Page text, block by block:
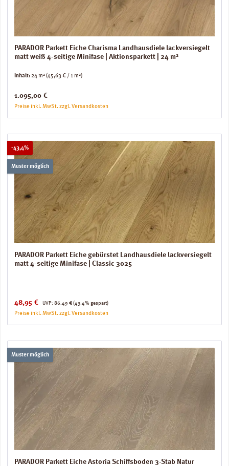
PARADOR Parkett Eiche Charisma Landhausdiele lackversiegelt
matt weiß 4-seitige Minifase | Aktionsparkett | 24 m²
Inhalt:24 m²(45,63 € / 1 m²)
Regulärer Preis:
1.095,00 €
Preise inkl. MwSt. zzgl. Versandkosten
-43,4%Rabatt
Muster möglich
PARADOR Parkett Eiche gebürstet Landhausdiele lackversiegelt
matt 4-seitige Minifase | Classic 3025
Verkaufspreis:
48,95 € UVP:
Regulärer Preis:
86,49 € (43.4% gespart)
Preise inkl. MwSt. zzgl. Versandkosten
Muster möglich
PARADOR Parkett Eiche Astoria Schiffsboden 3-Stab Natur